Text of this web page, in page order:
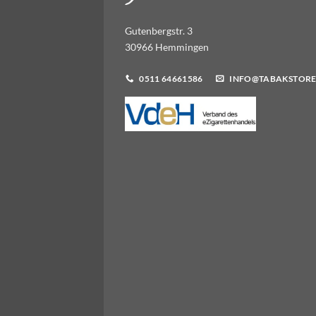
Gutenbergstr. 3
30966 Hemmingen
0511 64661586